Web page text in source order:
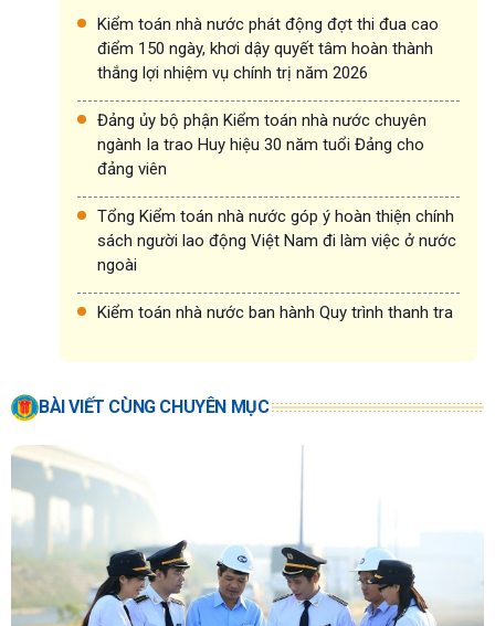
Kiểm toán nhà nước phát động đợt thi đua cao
điểm 150 ngày, khơi dậy quyết tâm hoàn thành
thắng lợi nhiệm vụ chính trị năm 2026
Đảng ủy bộ phận Kiểm toán nhà nước chuyên
ngành Ia trao Huy hiệu 30 năm tuổi Đảng cho
đảng viên
Tổng Kiểm toán nhà nước góp ý hoàn thiện chính
sách người lao động Việt Nam đi làm việc ở nước
ngoài
Kiểm toán nhà nước ban hành Quy trình thanh tra
BÀI VIẾT CÙNG CHUYÊN MỤC